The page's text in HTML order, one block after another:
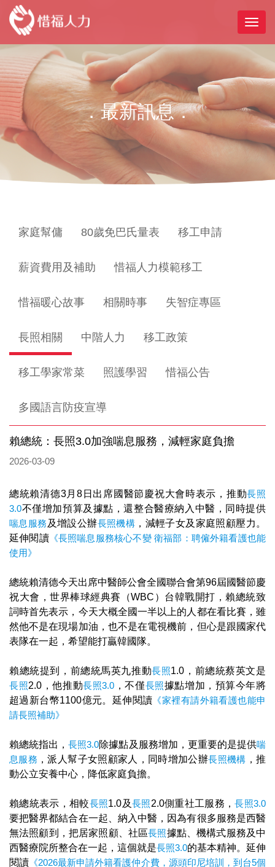
．最新訊息．
家庭幫傭 80歲免巴氏量表 移工申請
薪資費用及補助 惜福人力模範移工
惜福暖心故事 相關時事 失智症專區
長照相關 中階人力 移工政策
移工學家常菜 照護學習 惜福公告
多國語言防疫宣導
賴總統：長照3.0加強喘息服務，減輕家庭負擔
2026-03-09
總統賴清德3月8日出席國醫節慶祝大會時表示，推動長照
3.0不僅增加預算及據點，還整合醫療納入中醫，同時提供
喘息服務 及增設公辦長照機構 ，減輕子女及家庭照顧壓力。
延伸閱讀《長照喘息服務核心不變 衛福部：聘僱外籍看護也能
使用》
總統賴清德今天出席中醫師公會全國聯合會第96屆國醫節慶
祝大會，世界棒球經典賽（WBC）台韓戰開打，賴總統致
詞時首先表示，今天大概全國一半以上的人都在看比賽，雖
然他不是在現場加油，也不是在電視機前，但心是跟國家代
表隊在一起，希望能打贏韓國隊。
賴總統提到，前總統馬英九推動長照1.0，前總統蔡英文是
長照2.0，他推動長照3.0 ，不僅長照據點增加，預算今年將
超過新台幣1100億元。延伸閱讀 《家裡有請外籍看護也能申
請長照補助》
賴總統指出，長照3.0除據點及服務增加，更重要的是提供喘
息服務 ，派人幫子女照顧家人，同時增加公辦長照機構 ，推
動公立安養中心，降低家庭負擔。
賴總統表示，相較長照1.0及長照2.0側重社工服務，長照3.0
要把醫界都結合在一起、納入中醫，因為有很多服務是西醫
無法照顧到，把居家照顧、社區長照據點、機構式服務及中
西醫療院所整合在一起，這個就是長照3.0的基本精神。延伸
閱讀 《2026最新申請外籍看護仲介費，源頭印尼培訓，到台5個